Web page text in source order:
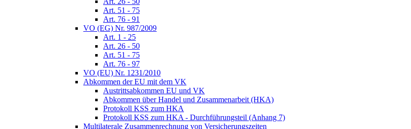
Art. 51 - 75
Art. 76 - 91
VO (EG) Nr. 987/2009
Art. 1 - 25
Art. 26 - 50
Art. 51 - 75
Art. 76 - 97
VO (EU) Nr. 1231/2010
Abkommen der EU mit dem VK
Austrittsabkommen EU und VK
Abkommen über Handel und Zusammenarbeit (HKA)
Protokoll KSS zum HKA
Protokoll KSS zum HKA - Durchführungsteil (Anhang 7)
Multilaterale Zusammenrechnung von Versicherungszeiten